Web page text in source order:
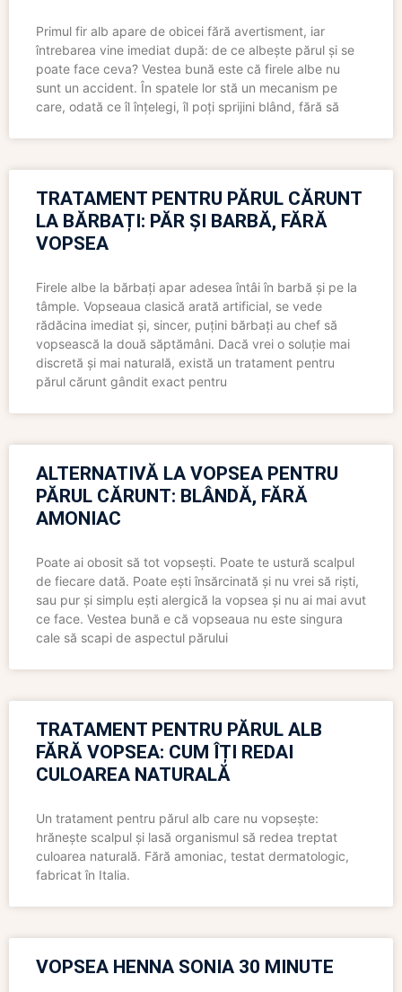
Primul fir alb apare de obicei fără avertisment, iar
întrebarea vine imediat după: de ce albește părul și se
poate face ceva? Vestea bună este că firele albe nu
sunt un accident. În spatele lor stă un mecanism pe
care, odată ce îl înțelegi, îl poți sprijini blând, fără să
TRATAMENT PENTRU PĂRUL CĂRUNT
LA BĂRBAȚI: PĂR ȘI BARBĂ, FĂRĂ
VOPSEA
Firele albe la bărbați apar adesea întâi în barbă și pe la
tâmple. Vopseaua clasică arată artificial, se vede
rădăcina imediat și, sincer, puțini bărbați au chef să
vopsească la două săptămâni. Dacă vrei o soluție mai
discretă și mai naturală, există un tratament pentru
părul cărunt gândit exact pentru
ALTERNATIVĂ LA VOPSEA PENTRU
PĂRUL CĂRUNT: BLÂNDĂ, FĂRĂ
AMONIAC
Poate ai obosit să tot vopsești. Poate te ustură scalpul
de fiecare dată. Poate ești însărcinată și nu vrei să riști,
sau pur și simplu ești alergică la vopsea și nu ai mai avut
ce face. Vestea bună e că vopseaua nu este singura
cale să scapi de aspectul părului
TRATAMENT PENTRU PĂRUL ALB
FĂRĂ VOPSEA: CUM ÎȚI REDAI
CULOAREA NATURALĂ
Un tratament pentru părul alb care nu vopsește:
hrănește scalpul și lasă organismul să redea treptat
culoarea naturală. Fără amoniac, testat dermatologic,
fabricat în Italia.
VOPSEA HENNA SONIA 30 MINUTE